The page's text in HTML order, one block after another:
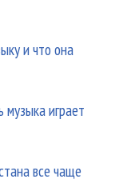
и что она
музыка играет
все чаще